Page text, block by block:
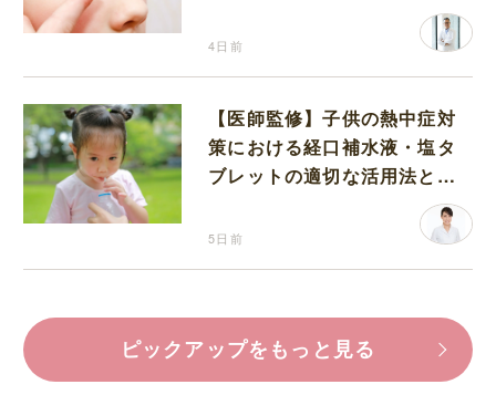
4日前
【医師監修】子供の熱中症対
策における経口補水液・塩タ
ブレットの適切な活用法と水
5日前
ピックアップをもっと見る